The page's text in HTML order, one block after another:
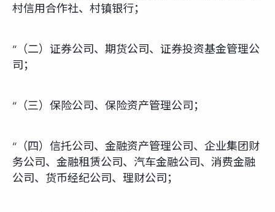
村信用合作社、村镇银行；
“（二）证券公司、期货公司、证券投资基金管理公
司；
“（三）保险公司、保险资产管理公司；
“（四）信托公司、金融资产管理公司、企业集团财
务公司、金融租赁公司、汽车金融公司、消费金融
公司、货币经纪公司、理财公司；